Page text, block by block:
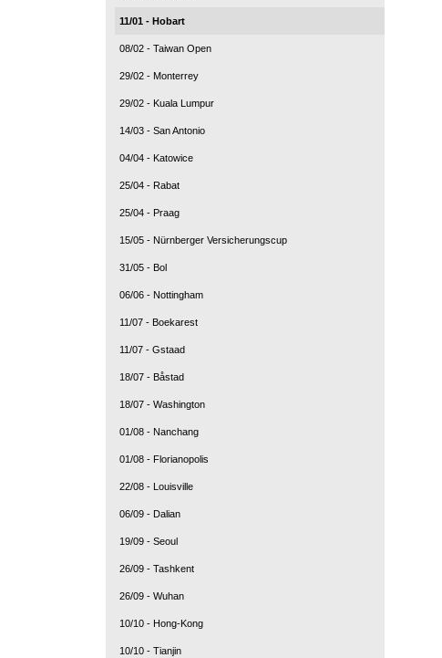
11/01 - Hobart
08/02 - Taiwan Open
29/02 - Monterrey
29/02 - Kuala Lumpur
14/03 - San Antonio
04/04 - Katowice
25/04 - Rabat
25/04 - Praag
15/05 - Nürnberger Versicherungscup
31/05 - Bol
06/06 - Nottingham
11/07 - Boekarest
11/07 - Gstaad
18/07 - Båstad
18/07 - Washington
01/08 - Nanchang
01/08 - Florianopolis
22/08 - Louisville
06/09 - Dalian
19/09 - Seoul
26/09 - Tashkent
26/09 - Wuhan
10/10 - Hong-Kong
10/10 - Tianjin